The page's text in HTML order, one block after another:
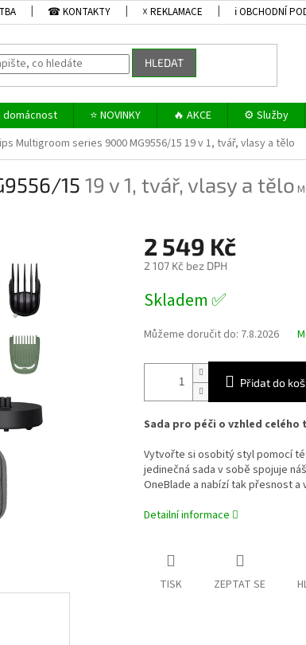
☎ KONTAKTY ☓ REKLAMACE ℹ OBCHODNÍ
HLEDAT
domácnost ⭐ NOVINKY 🔥 AKCE ⚙️ Služby
Multigroom series 9000 MG9556/15 19 v 1, tvář, vlasy a tělo
15 19 v 1, tvář, vlasy a tělo
2 549 Kč
2 107 Kč bez DPH
cena:
Skladem ✅
Můžeme doručit do: 7.8.2026
Přidat do
Sada pro péči o vzhled celého
Vytvořte si osobitý styl pomocí
jedinečná sada v sobě spojuje
OneBlade a nabízí tak přesnost
Detailní informace
TISK ZEPTAT SE